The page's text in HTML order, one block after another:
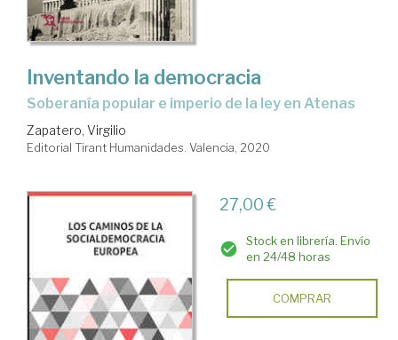
Inventando la democracia
soberanía popular e imperio de la ley en Atenas
Zapatero, Virgilio
Editorial Tirant Humanidades. Valencia, 2020
27,00 €
Stock en librería. Envío
en 24/48 horas
COMPRAR